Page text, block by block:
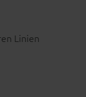
Linien